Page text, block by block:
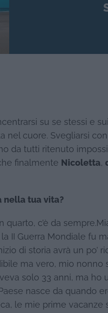
su se stessi e
nel cuore. Svegliarsi
da tutti ritenuto
finalmente Nicoletta,
nella tua vita?
quarto, c’è da
II Guerra Mondiale fu
di storia avrà un po’
ma vero, mio nonno
solo 33 anni, ma ho
nasce da quando
le mie prime vacanze